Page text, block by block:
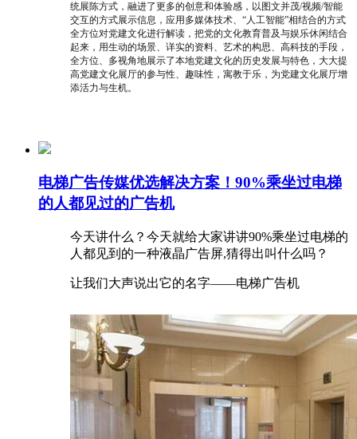
统展陈方式，融进了更多的创意和体验感，以图文并茂/视频/智能
交互的方式展示信息，应用多媒体技术、“人工智能”相结合的方式
全方位对党建文化进行解读，把党的文化教育普及与娱乐休闲结合
起来，用生动的场景、详实的资料、艺术的构思、高科技的手段，
全方位、多视角地展示了本地党建文化的历史发展与特色，大大提
高党建文化展厅的参与性、趣味性，寓教于乐，为党建文化展厅增
添活力与生机。
电梯广告传媒优选解决方案！90%乘坐过电梯
的人都见过的广告机
今天讲什么？今天就给大家讲讲90%乘坐过电梯的
人都见到的一种液晶广告屏,猜得出叫什么吗？
让我们大声说出它的名字——电梯广告机